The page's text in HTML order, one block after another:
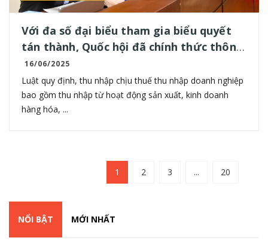
Với đa số đại biểu tham gia biểu quyết
tán thành, Quốc hội đã chính thức thông
qua Luật Thuế thu nhập doanh nghiệp
(sửa đổi). Luật này có hiệu lực thi hành
từ ngày 01/10/2025 và áp dụng cho kỳ
tính thuế thu nhập doanh nghiệp năm
16/06/2025
Luật quy định, thu nhập chịu thuế thu nhập doanh nghiệp
bao gồm thu nhập từ hoạt động sản xuất, kinh doanh
hàng hóa, ...
1 2 3 ... 20
NỔI BẬT MỚI NHẤT